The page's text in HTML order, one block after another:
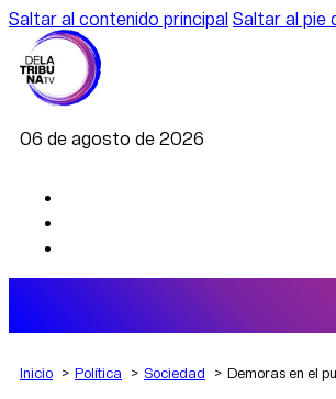
Saltar al contenido principal Saltar al pie
06 de agosto de 2026
Inicio Política Sociedad Demoras en el